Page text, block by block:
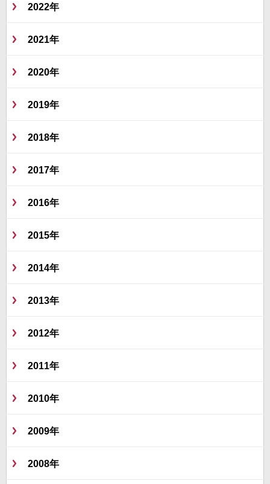
2022年
2021年
2020年
2019年
2018年
2017年
2016年
2015年
2014年
2013年
2012年
2011年
2010年
2009年
2008年